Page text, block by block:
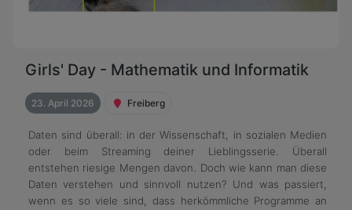
Girls' Day - Mathematik und Informatik
23. April 2026 Freiberg
Daten sind überall: in der Wissenschaft, in sozialen Medien
oder beim Streaming deiner Lieblingsserie. Überall
entstehen riesige Mengen davon. Doch wie kann man diese
Daten verstehen und sinnvoll nutzen? Und was passiert,
wenn es so viele sind, dass herkömmliche Programme an